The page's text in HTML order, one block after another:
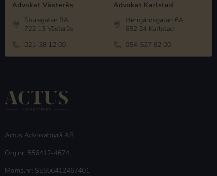
Advokat Västerås
Sturegatan 9A
722 13 Västerås
021-38 12 00
Advokat Karlstad
Herrgårdsgatan 6A
652 24 Karlstad
054-527 82 00
Actus Advokatbyrå AB
Org.nr: 556412-4674
Moms.nr: SE556412467401